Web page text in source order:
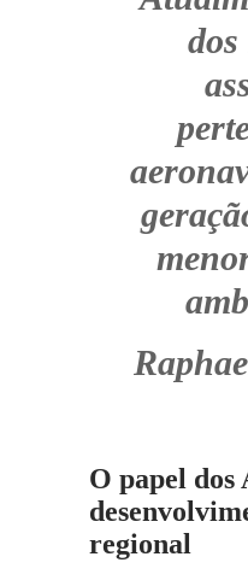
dos
O papel dos
regional